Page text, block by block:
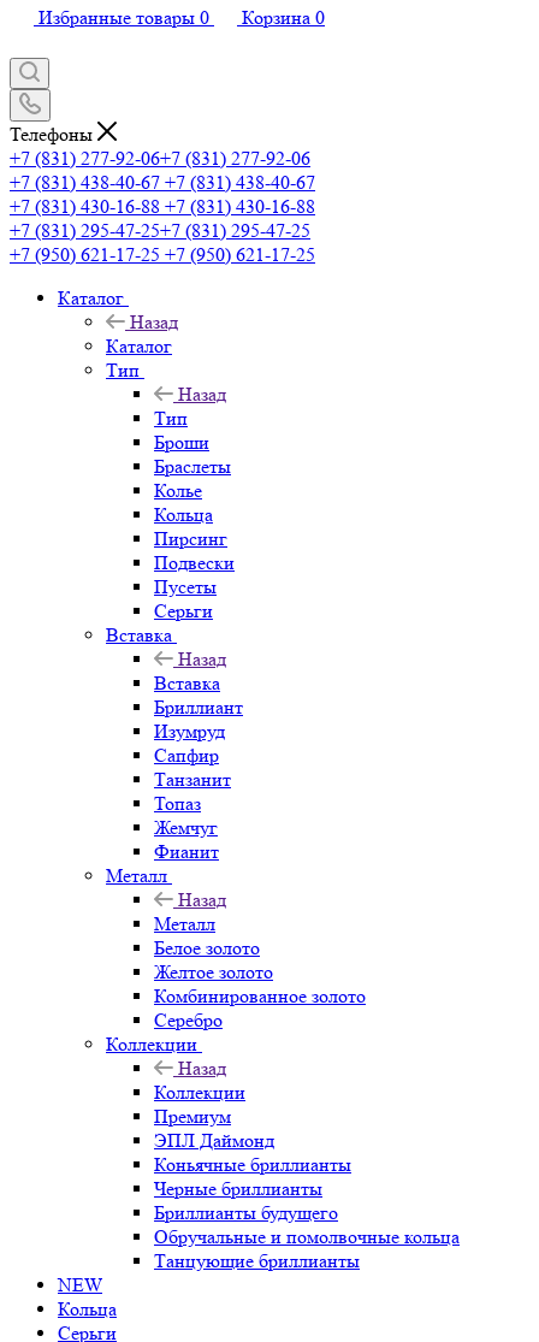
Избранные товары 0 Корзина 0
Телефоны
+7 (831) 277-92-06+7 (831) 277-92-06
+7 (831) 438-40-67 +7 (831) 438-40-67
+7 (831) 430-16-88 +7 (831) 430-16-88
+7 (831) 295-47-25+7 (831) 295-47-25
+7 (950) 621-17-25 +7 (950) 621-17-25
Каталог
Назад
Каталог
Тип
Назад
Тип
Броши
Браслеты
Колье
Кольца
Пирсинг
Подвески
Пусеты
Серьги
Вставка
Назад
Вставка
Бриллиант
Изумруд
Сапфир
Танзанит
Топаз
Жемчуг
Фианит
Металл
Назад
Металл
Белое золото
Желтое золото
Комбинированное золото
Серебро
Коллекции
Назад
Коллекции
Премиум
ЭПЛ Даймонд
Коньячные бриллианты
Черные бриллианты
Бриллианты будущего
Обручальные и помолвочные кольца
Танцующие бриллианты
NEW
Кольца
Серьги